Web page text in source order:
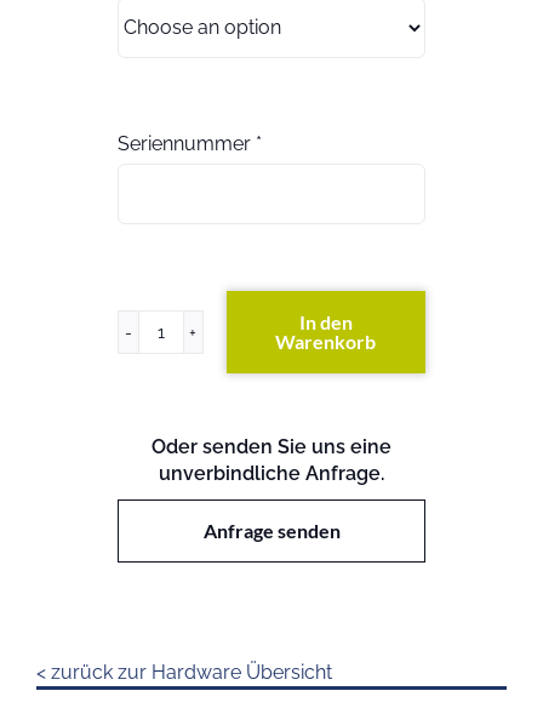
Seriennummer *
PRIMERGY
In den
Warenkorb
Oder senden Sie uns eine
unverbindliche Anfrage.
Anfrage senden
< zurück zur Hardware Übersicht